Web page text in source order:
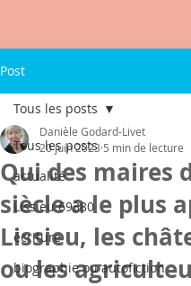
Post
Tous les posts
actualité
Lissieu 69380
écriture
biographie ou autofiction
Tous les posts
Qui des maires
siècle a le plus
Lissieu, les
ou les
Danièle Godard-Livet
20 juin 2023 5 min de lecture